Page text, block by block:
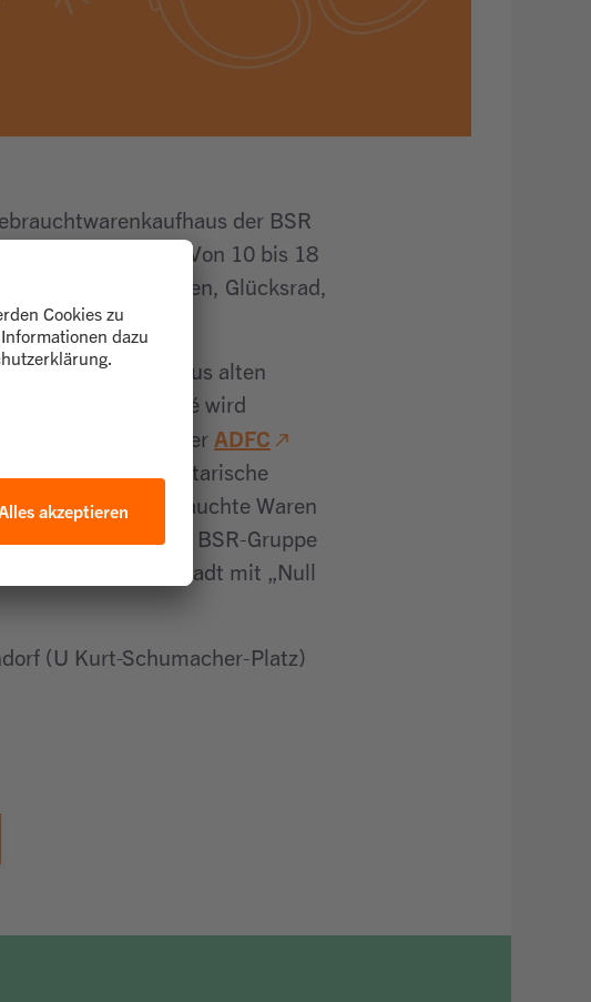
der BSR
feiern wollen. Von 10 bis 18
mit Fundstücken, Glücksrad,
entstehen aus alten
im Repaircafé wird
und Spielen. Der ADFC
Würstchen, vegetarische
500.000 gebrauchte Waren
der BSR-Gruppe
– für eine Stadt mit „Null
(U Kurt-Schumacher-Platz)